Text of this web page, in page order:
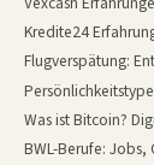
Kredite24
Flugverspätung:
Was ist Bitcoin?
BWL-Berufe: